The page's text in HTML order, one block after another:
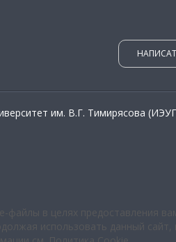
им. В.Г. Тимирясова
файлы в целях предоставления
использовать данный